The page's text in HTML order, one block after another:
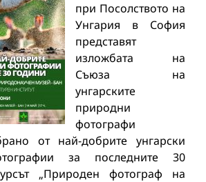
при Посолството на
Унгария в София
представят
изложбата на
Съюза на
унгарските
природни
фотографи
от най-добрите унгарски
за последните 30
„Природен фотограф на